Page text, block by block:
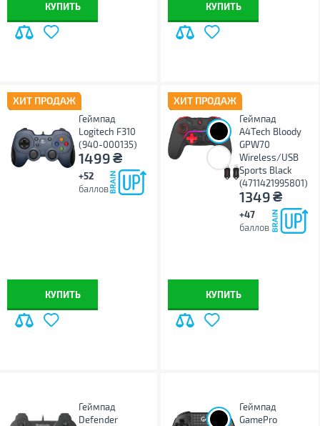
КУПИТЬ КУПИТЬ
ХИТ ПРОДАЖ
Геймпад
Logitech F310
(940-000135)
1499₴
+52
баллов
КУПИТЬ
ХИТ ПРОДАЖ
Геймпад
A4Tech Bloody
GPW70
Wireless/USB
Sports Black
(4711421995801)
1349₴
+47
баллов
КУПИТЬ
Геймпад
Defender
Геймпад
GamePro